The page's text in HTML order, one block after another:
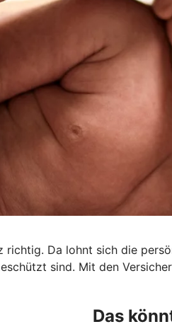
richtig. Da lohnt sich die
sind. Mit den
Das